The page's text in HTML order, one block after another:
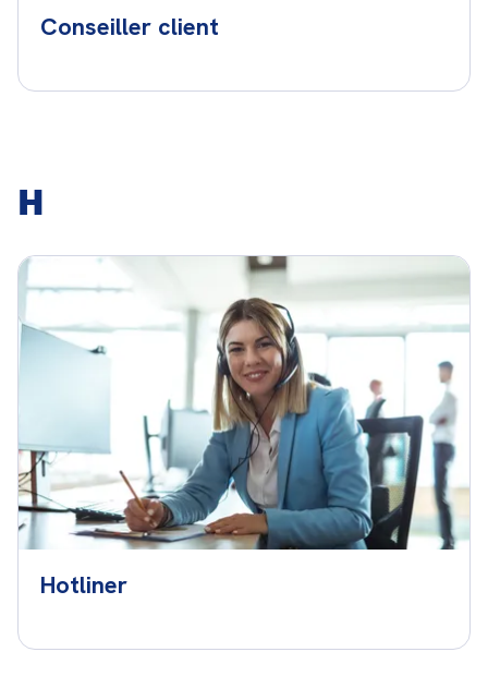
Conseiller client
H
Hotliner